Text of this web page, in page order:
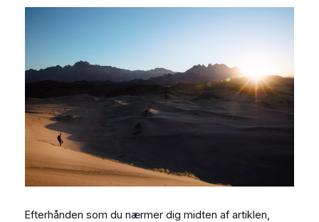
Efterhånden som du nærmer dig midten af artiklen,